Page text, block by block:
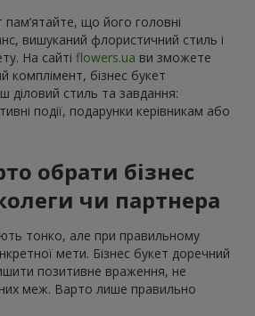
пам’ятайте, що його головні
вишуканий флористичний стиль і
На сайті flowers.ua ви зможете
комплімент, бізнес букет
діловий стиль та завдання:
події, подарунки керівникам або
обрати бізнес
чи партнера
тонко, але при правильному
мети. Бізнес букет доречний
позитивне враження, не
меж. Варто лише правильно